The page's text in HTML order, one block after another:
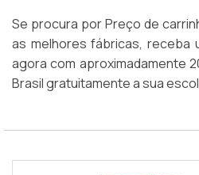
Se procura por Preço de
as melhores fábricas, receba
agora com aproximadamente
Brasil gratuitamente a sua